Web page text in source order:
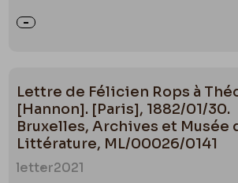
Lettre de Félicien Rops à
[Hannon]. [Paris], 1882/01/30.
Bruxelles, Archives et Musée
Littérature, ML/00026/0141
letter2021